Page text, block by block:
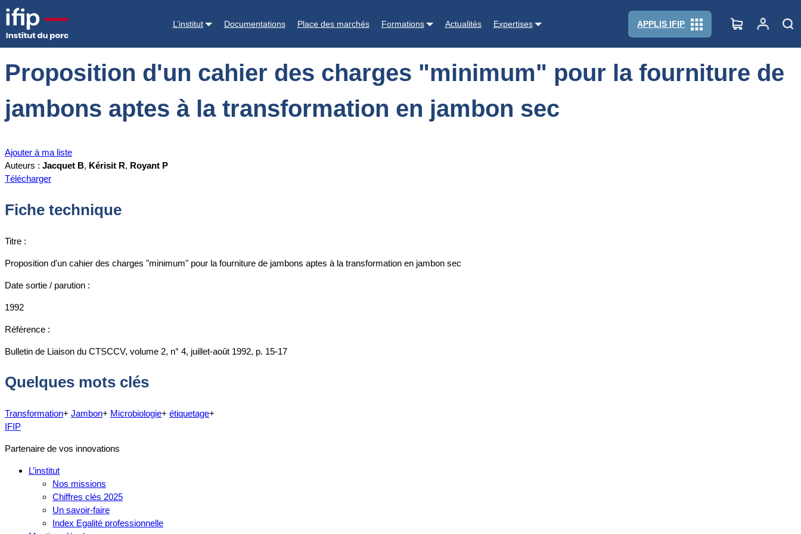
L’institut Documentations Place des marchés Formations Actualités Expertises APPLIS IFIP
Accueil Documentations
Proposition d'un cahier des charges "minimum" pour la fourniture de
jambons aptes à la transformation en jambon sec
Ajouter à ma liste
Auteurs : Jacquet B, Kérisit R, Royant P
Télécharger
Fiche technique
Titre :
Proposition d'un cahier des charges "minimum" pour la fourniture de jambons aptes à la transformation en jambon sec
Date sortie / parution :
1992
Référence :
Bulletin de Liaison du CTSCCV, volume 2, n° 4, juillet-août 1992, p. 15-17
Quelques mots clés
Transformation+ Jambon+ Microbiologie+ étiquetage+
IFIP
Partenaire de vos innovations
L’institut
Nos missions
Chiffres clés 2025
Un savoir-faire
Index Egalité professionnelle